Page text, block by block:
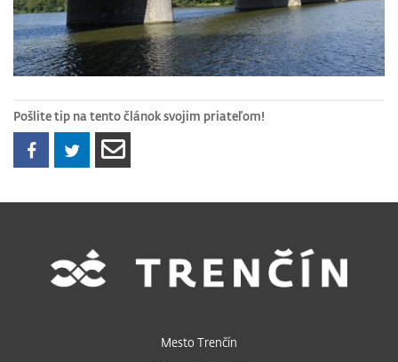
Pošlite tip na tento článok svojim priateľom!
Mesto Trenčín